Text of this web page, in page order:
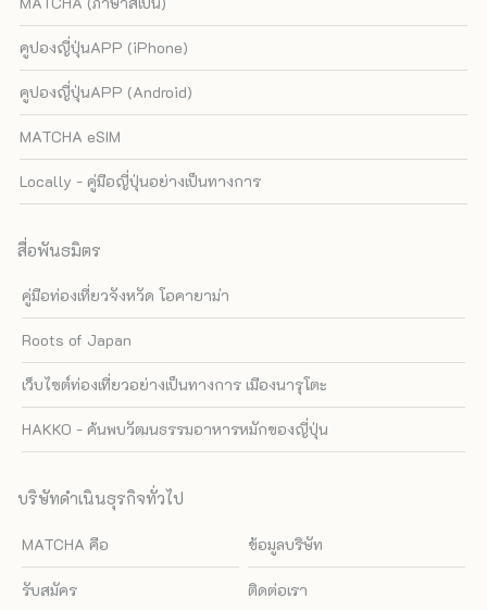
คูปองญี่ปุ่นAPP (iPhone)
คูปองญี่ปุ่นAPP (Android)
MATCHA eSIM
Locally - คู่มือญี่ปุ่นอย่างเป็นทางการ
สื่อพันธมิตร
คู่มือท่องเที่ยวจังหวัด โอคายาม่า
Roots of Japan
เว็บไซต์ท่องเที่ยวอย่างเป็นทางการ เมืองนารุโตะ
HAKKO - ค้นพบวัฒนธรรมอาหารหมักของญี่ปุ่น
บริษัทดำเนินธุรกิจทั่วไป
MATCHA คือ ข้อมูลบริษัท
รับสมัคร ติดต่อเรา